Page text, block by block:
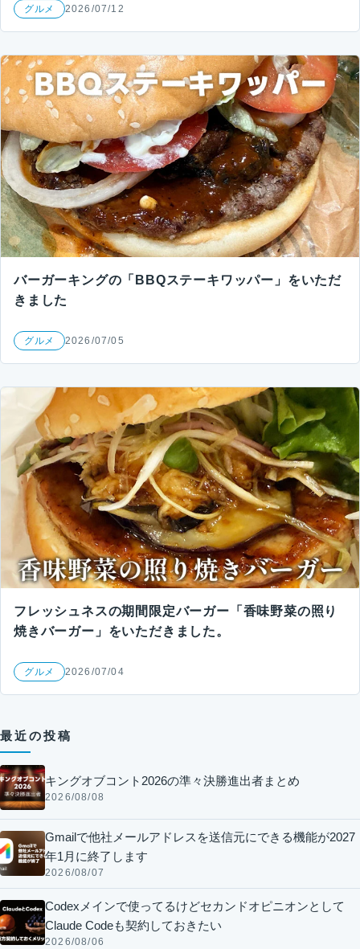
グルメ 2026/07/12
バーガーキングの「BBQステーキワッパー」をいただ
きました
グルメ 2026/07/05
フレッシュネスの期間限定バーガー「香味野菜の照り
焼きバーガー」をいただきました。
グルメ 2026/07/04
最近の投稿
キングオブコント2026の準々決勝進出者まとめ
2026/08/08
Gmailで他社メールアドレスを送信元にできる機能が2027
年1月に終了します
2026/08/07
Codexメインで使ってるけどセカンドオピニオンとして
Claude Codeも契約しておきたい
2026/08/06